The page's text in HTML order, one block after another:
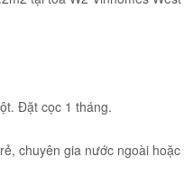
Đặt cọc 1 tháng.
chuyên gia nước ngoài